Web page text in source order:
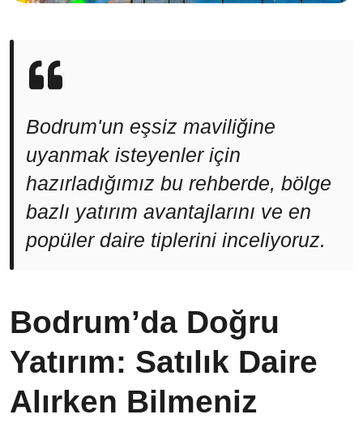
Bodrum'un eşsiz maviliğine
uyanmak isteyenler için
hazırladığımız bu rehberde, bölge
bazlı yatırım avantajlarını ve en
popüler daire tiplerini inceliyoruz.
Bodrum’da Doğru
Yatırım: Satılık Daire
Alırken Bilmeniz